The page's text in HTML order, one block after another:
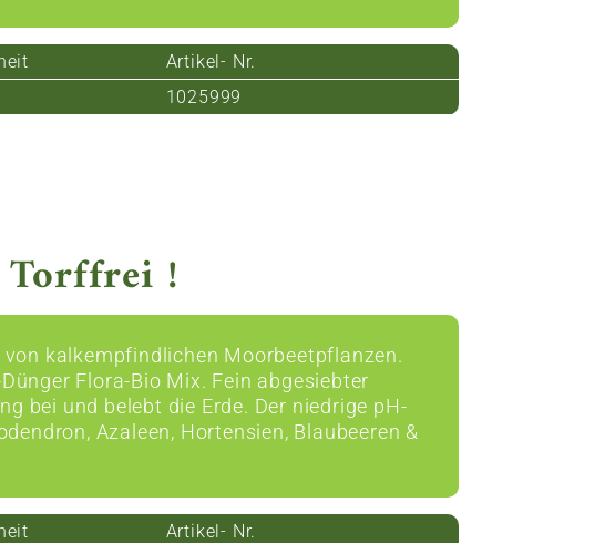
Artikel- Nr.
1025999
Torffrei !
kalkempfindlichen Moorbeetpflanzen.
Flora-Bio Mix. Fein abgesiebter
bei und belebt die Erde. Der niedrige pH-
Azaleen, Hortensien, Blaubeeren &
Artikel- Nr.